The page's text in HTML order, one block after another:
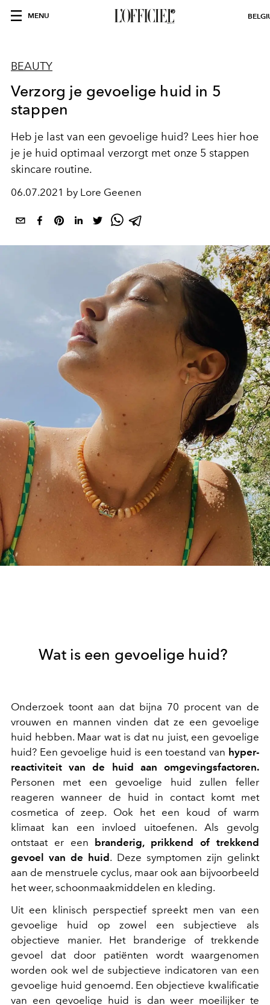
MENU
BEAUTY
Verzorg je gevoelige huid in 5
stappen
Heb je last van een gevoelige huid? Lees hier hoe
je je huid optimaal verzorgt met onze 5 stappen
skincare routine.
06.07.2021 by Lore Geenen
Wat is een gevoelige huid?
Onderzoek toont aan dat bijna 70 procent van de
vrouwen en mannen vinden dat ze een gevoelige
huid hebben. Maar wat is dat nu juist, een gevoelige
huid? Een gevoelige huid is een toestand van hyper-
reactiviteit van de huid aan omgevingsfactoren.
Personen met een gevoelige huid zullen feller
reageren wanneer de huid in contact komt met
cosmetica of zeep. Ook het een koud of warm
klimaat kan een invloed uitoefenen. Als gevolg
ontstaat er een
branderig, prikkend of trekkend
gevoel van de huid . Deze symptomen zijn gelinkt
aan de menstruele cyclus, maar ook aan bijvoorbeeld
het weer, schoonmaakmiddelen en kleding.
Uit een klinisch perspectief spreekt men van een
gevoelige huid op zowel een subjectieve als
objectieve manier. Het branderige of trekkende
gevoel dat door patiënten wordt waargenomen
worden ook wel de subjectieve indicatoren van een
gevoelige huid genoemd. Een objectieve kwalificatie
van een gevoelige huid is dan weer moeilijker te